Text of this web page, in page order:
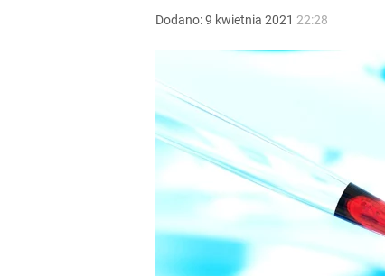
Dodano:9 kwietnia 2021 22:28